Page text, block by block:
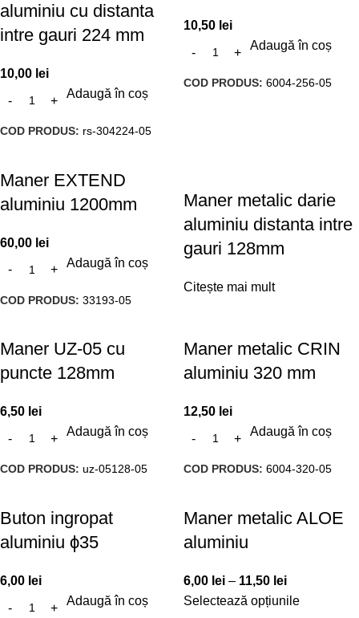
aluminiu cu distanta
intre gauri 224 mm
10,00 lei
Adaugă în coș
COD PRODUS: rs-304224-05
10,50 lei
Adaugă în coș
COD PRODUS: 6004-256-05
Maner EXTEND
aluminiu 1200mm
60,00 lei
Adaugă în coș
COD PRODUS: 33193-05
Maner metalic darie
aluminiu distanta intre
gauri 128mm
Citește mai mult
Maner UZ-05 cu
puncte 128mm
6,50 lei
Adaugă în coș
COD PRODUS: uz-05128-05
Maner metalic CRIN
aluminiu 320 mm
12,50 lei
Adaugă în coș
COD PRODUS: 6004-320-05
Buton ingropat
aluminiu ϕ35
6,00 lei
Adaugă în coș
Maner metalic ALOE
aluminiu
6,00 lei – 11,50 lei
Selectează opțiunile